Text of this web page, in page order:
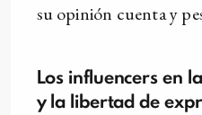
su opinión cuenta y
Los influencers en
y la libertad de